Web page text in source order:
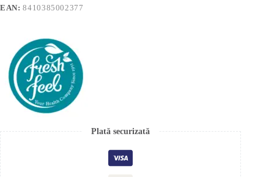
EAN:8410385002377
Plată securizată